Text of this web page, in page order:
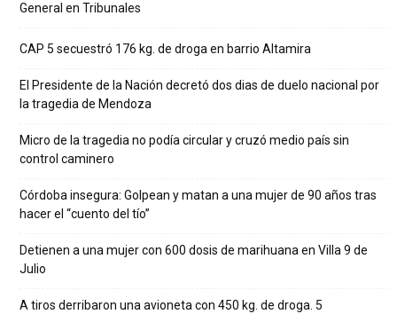
General en Tribunales
CAP 5 secuestró 176 kg. de droga en barrio Altamira
El Presidente de la Nación decretó dos dias de duelo nacional por
la tragedia de Mendoza
Micro de la tragedia no podía circular y cruzó medio país sin
control caminero
Córdoba insegura: Golpean y matan a una mujer de 90 años tras
hacer el “cuento del tío”
Detienen a una mujer con 600 dosis de marihuana en Villa 9 de
Julio
A tiros derribaron una avioneta con 450 kg. de droga. 5